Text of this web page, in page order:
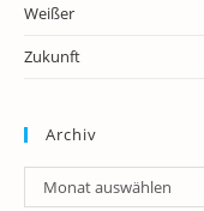
Weißer
Zukunft
Archiv
Archiv
Monat auswählen